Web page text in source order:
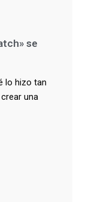
se
lo hizo tan
una